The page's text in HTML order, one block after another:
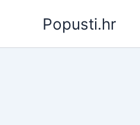
Popusti.hr